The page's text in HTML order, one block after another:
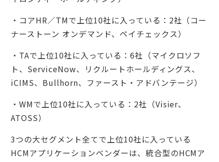
・コアHR／TMで上位10社に入っている：2社（コー
ナーストーン オンデマンド、ペイチェックス）
・TAで上位10社に入っている：6社（マイクロソフ
ト、ServiceNow、リクルートホールディングス、
iCIMS、Bullhorn、ファースト・アドバンテージ）
・WMで上位10社に入っている：2社（Visier、
ATOSS）
3つの大セグメント全てで上位10社に入っている
HCMアプリケーションベンダーは、統合型のHCMア